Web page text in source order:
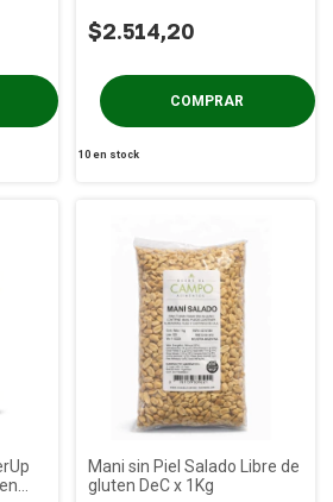
$2.514,20
10 en stock
Mani sin Piel Salado Libre de
gluten DeC x 1Kg